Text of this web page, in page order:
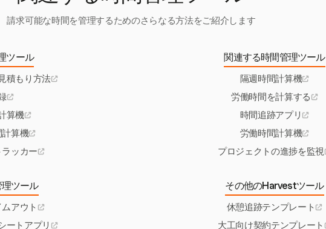
請求可能な時間を管理するためのさらなる方法をご紹介します
ツール
積もり方法
算機
算機
ッカー
関連する時間管理ツール
隔週時間計算機
労働時間を計算する
時間追跡アプリ
労働時間計算機
プロジェクトの進捗を監視
ツール
アウト
ートアプリ
その他のHarvestツール
休憩追跡テンプレート
大工向け契約テンプレート